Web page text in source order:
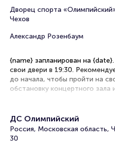
Дворец спорта
Чехов
Александр Розенбаум
{name} запланирован на
свои двери в 19:30.
до начала, чтобы пройти на
обстановку концертного зала
искренностью.
Рекомендации по выбору
ДС Олимпийский
Россия, Московская область,
30